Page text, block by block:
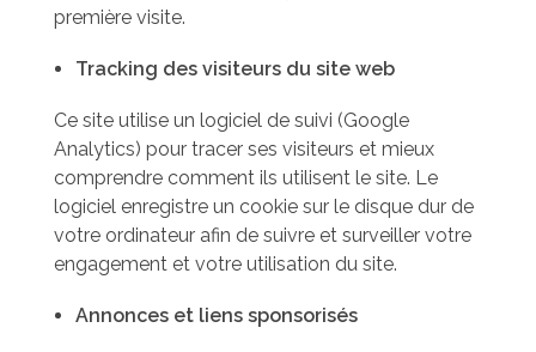
première visite.
Tracking des visiteurs du site web
Ce site utilise un logiciel de suivi (Google
Analytics) pour tracer ses visiteurs et mieux
comprendre comment ils utilisent le site. Le
logiciel enregistre un cookie sur le disque dur de
votre ordinateur afin de suivre et surveiller votre
engagement et votre utilisation du site.
Annonces et liens sponsorisés